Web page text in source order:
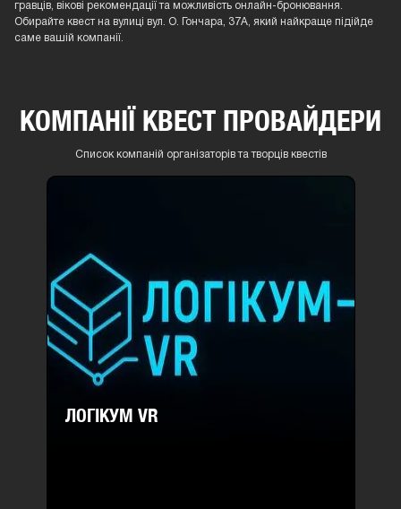
гравців, вікові рекомендації та можливість онлайн-бронювання.
Обирайте квест на вулиці вул. О. Гончара, 37А, який найкраще підійде
саме вашій компанії.
КОМПАНІЇ КВЕСТ ПРОВАЙДЕРИ
Список компаній організаторів та творців квестів
ЛОГІКУМ VR